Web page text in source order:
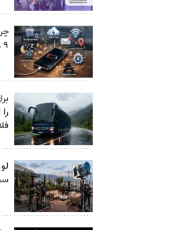
۹ راهکار واقعی